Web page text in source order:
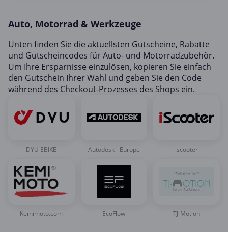
Mode & Accessoires
Shopping
Sonstiges
Sport & Freizeit
Urlaub & Reise
Auto, Motorrad & Werkzeuge
Unten finden Sie die aktuellsten Gutscheine, Rabatte
und Gutscheincodes für Auto- und Motorradzubehör.
Um Ihre Ersparnisse einzulösen, kopieren Sie einfach
den Gutschein Ihrer Wahl und geben Sie den Code
während des Checkout-Prozesses des Shops ein.
DYU EBIKE Autodesk - Europe iscooter
Kemimoto.com EcoFlow TJ-Motion